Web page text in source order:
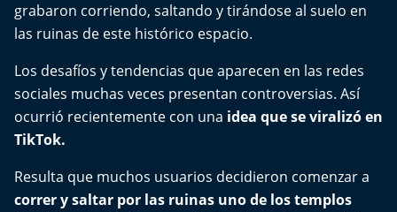
Cultura y Espectáculos
Del Fin del Mundo
Deportes
Conexión Digital
La Ruta del Pulsar
grabaron corriendo, saltando y tirándose al suelo en
las ruinas de este histórico espacio.
Los desafíos y tendencias que aparecen en las redes
sociales muchas veces presentan controversias. Así
ocurrió recientemente con una idea que se viralizó en
TikTok.
Resulta que muchos usuarios decidieron comenzar a
correr y saltar por las ruinas uno de los templos